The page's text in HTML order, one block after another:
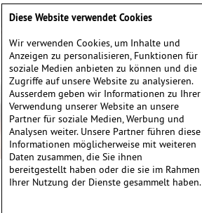
Diese Website verwendet Cookies
Wir verwenden Cookies, um Inhalte und
Anzeigen zu personalisieren, Funktionen für
soziale Medien anbieten zu können und die
Zugriffe auf unsere Website zu analysieren.
Ausserdem geben wir Informationen zu Ihrer
Verwendung unserer Website an unsere
Partner für soziale Medien, Werbung und
Analysen weiter. Unsere Partner führen diese
Informationen möglicherweise mit weiteren
Daten zusammen, die Sie ihnen
bereitgestellt haben oder die sie im Rahmen
Ihrer Nutzung der Dienste gesammelt haben.